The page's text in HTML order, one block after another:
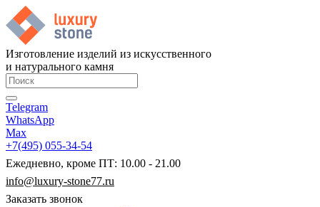
Изготовление изделий из искусственного
и натурального камня
Telegram
WhatsApp
Max
+7(495) 055-34-54
Ежедневно, кроме ПТ: 10.00 - 21.00
info@luxury-stone77.ru
Заказать звонок